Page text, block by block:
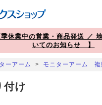
休業中の営業・商品発送 ／
いてのお知らせ 】
ーアーム > モニターアーム 複
付け